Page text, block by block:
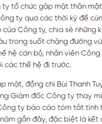
ty tổ chức gặp mặt thân
ty qua các thời kỳ để
Công ty, chia sẻ những
trong suốt chặng đường
hệ cán bộ, nhân viên
các thế hệ đi trước.
mặt, đồng chí Bùi Thanh
Giám đốc Công ty thay
ty báo cáo tóm tắt tình
gần đây, đặc biệt là kết